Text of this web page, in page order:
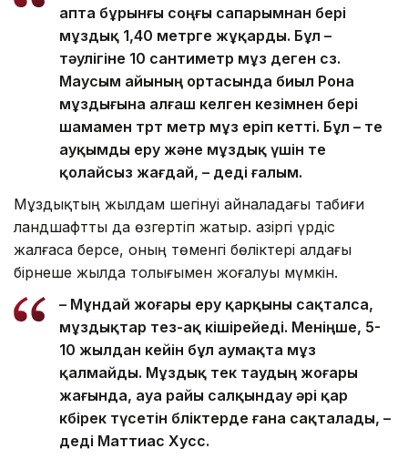
апта бұрынғы соңғы сапарымнан бері
мұздық 1,40 метрге жұқарды. Бұл –
тәулігіне 10 сантиметр мұз деген сөз.
Маусым айының ортасында биыл Рона
мұздығына алғаш келген кезімнен бері
шамамен төрт метр мұз еріп кетті. Бұл – өте
ауқымды еру және мұздық үшін өте
қолайсыз жағдай, – деді ғалым.
Мұздықтың жылдам шегінуі айналадағы табиғи
ландшафтты да өзгертіп жатыр. Қазіргі үрдіс
жалғаса берсе, оның төменгі бөліктері алдағы
бірнеше жылда толығымен жоғалуы мүмкін.
– Мұндай жоғары еру қарқыны сақталса,
мұздықтар тез-ақ кішірейеді. Меніңше, 5-
10 жылдан кейін бұл аумақта мұз
қалмайды. Мұздық тек таудың жоғары
жағында, ауа райы салқындау әрі қар
көбірек түсетін бөліктерде ғана сақталады, –
деді Маттиас Хусс.